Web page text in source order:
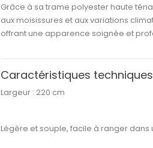
Grâce à satrame polyester haute
aux moisissures et aux variations
offrant une apparence soignée et
Caractéristiques techniques
Largeur : 220 cm
Légère et souple, facile à ranger dans